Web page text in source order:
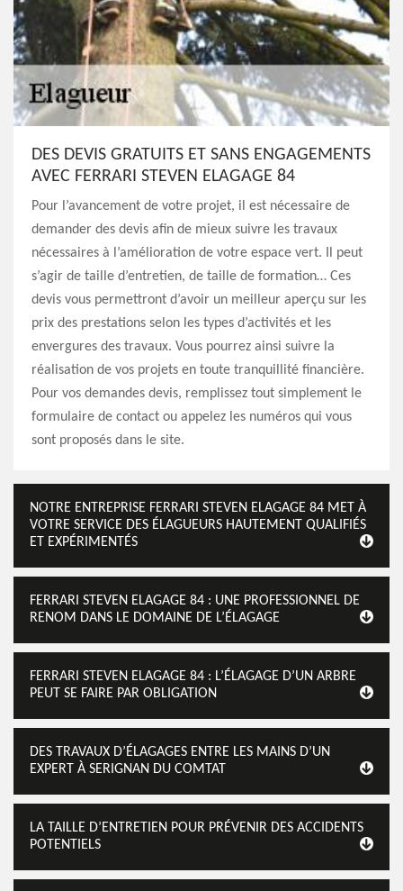
DES DEVIS GRATUITS ET SANS ENGAGEMENTS
AVEC FERRARI STEVEN ELAGAGE 84
Pour l’avancement de votre projet, il est nécessaire de
demander des devis afin de mieux suivre les travaux
nécessaires à l’amélioration de votre espace vert. Il peut
s’agir de taille d’entretien, de taille de formation… Ces
devis vous permettront d’avoir un meilleur aperçu sur les
prix des prestations selon les types d’activités et les
envergures des travaux. Vous pourrez ainsi suivre la
réalisation de vos projets en toute tranquillité financière.
Pour vos demandes devis, remplissez tout simplement le
formulaire de contact ou appelez les numéros qui vous
sont proposés dans le site.
NOTRE ENTREPRISE FERRARI STEVEN ELAGAGE 84 MET À
VOTRE SERVICE DES ÉLAGUEURS HAUTEMENT QUALIFIÉS
ET EXPÉRIMENTÉS
FERRARI STEVEN ELAGAGE 84 : UNE PROFESSIONNEL DE
RENOM DANS LE DOMAINE DE L’ÉLAGAGE
FERRARI STEVEN ELAGAGE 84 : L’ÉLAGAGE D’UN ARBRE
PEUT SE FAIRE PAR OBLIGATION
DES TRAVAUX D’ÉLAGAGES ENTRE LES MAINS D’UN
EXPERT À SERIGNAN DU COMTAT
LA TAILLE D’ENTRETIEN POUR PRÉVENIR DES ACCIDENTS
POTENTIELS